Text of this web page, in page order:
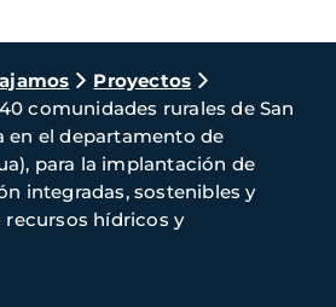
Proyectos
comunidades rurales de San
en el departamento de
para la implantación de
integradas, sostenibles y
hídricos y